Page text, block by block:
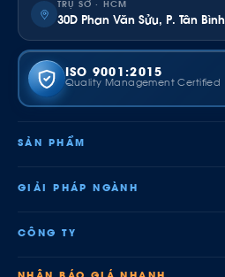
TRỤ SỞ · HCM
30D Phan Văn Sửu, P. Tân Bình
ISO 9001:2015
Quality Management Certified
SẢN PHẨM
GIẢI PHÁP NGÀNH
CÔNG TY